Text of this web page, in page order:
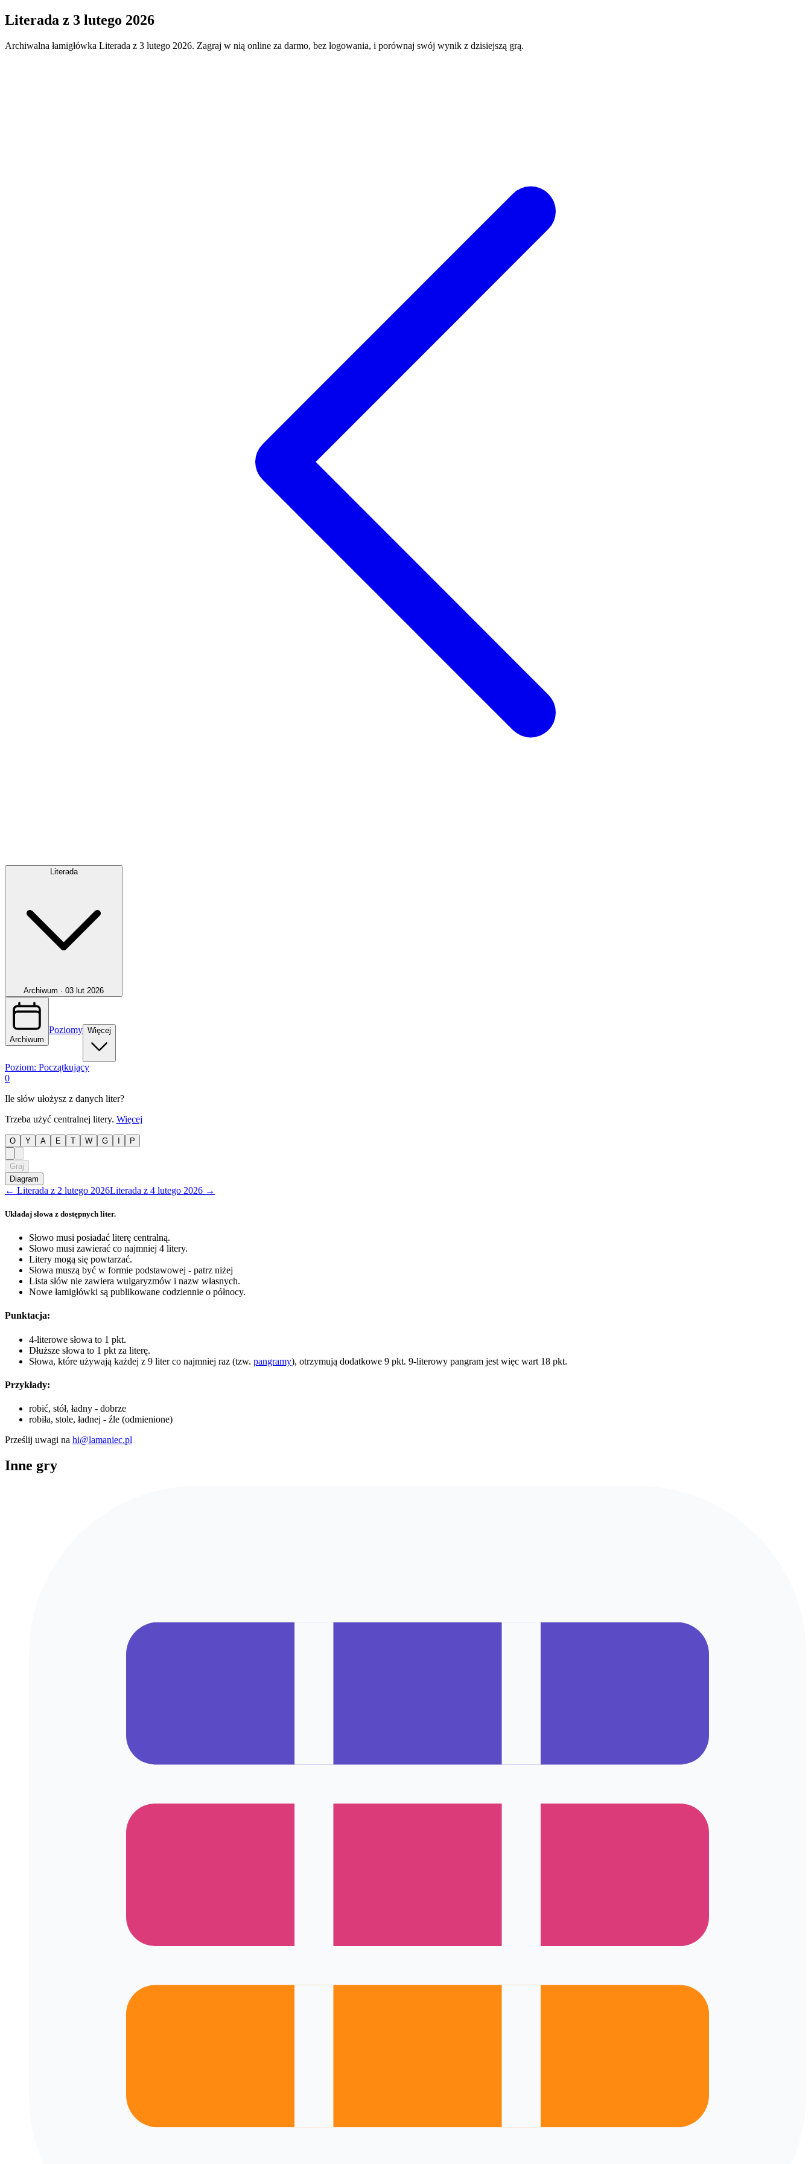
Literada z 3 lutego 2026
Archiwalna łamigłówka Literada z 3 lutego 2026. Zagraj w nią online za darmo, bez logowania, i porównaj swój wynik z dzisiejszą grą.
Literada
Archiwum · 03 lut 2026
Archiwum
Poziomy Więcej
Poziom: Początkujący
0
Ile słów ułożysz z danych liter?
Trzeba użyć centralnej litery. Więcej
O Y A E T W G P
Graj
Diagram
← Literada z 2 lutego 2026Literada z 4 lutego 2026 →
Układaj słowa z dostępnych liter.
Słowo musi posiadać literę centralną.
Słowo musi zawierać co najmniej 4 litery.
Litery mogą się powtarzać.
Słowa muszą być w formie podstawowej - patrz niżej
Lista słów nie zawiera wulgaryzmów i nazw własnych.
Nowe łamigłówki są publikowane codziennie o północy.
Punktacja:
4-literowe słowa to 1 pkt.
Dłuższe słowa to 1 pkt za literę.
Słowa, które używają każdej z 9 liter co najmniej raz (tzw. pangramy), otrzymują dodatkowe 9 pkt. 9-literowy pangram jest więc wart 18 pkt.
Przykłady:
robić, stół, ładny - dobrze
robiła, stole, ładnej - źle (odmienione)
Prześlij uwagi na hi@lamaniec.pl
Inne gry